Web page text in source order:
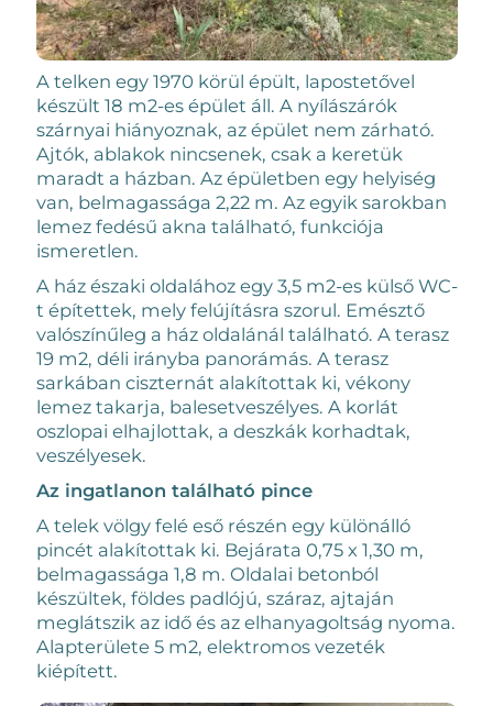
A telken egy 1970 körül épült, lapostetővel
készült 18 m2-es épület áll. A nyílászárók
szárnyai hiányoznak, az épület nem zárható.
Ajtók, ablakok nincsenek, csak a keretük
maradt a házban. Az épületben egy helyiség
van, belmagassága 2,22 m. Az egyik sarokban
lemez fedésű akna található, funkciója
ismeretlen.
A ház északi oldalához egy 3,5 m2-es külső WC-
t építettek, mely felújításra szorul. Emésztő
valószínűleg a ház oldalánál található. A terasz
19 m2, déli irányba panorámás. A terasz
sarkában ciszternát alakítottak ki, vékony
lemez takarja, balesetveszélyes. A korlát
oszlopai elhajlottak, a deszkák korhadtak,
veszélyesek.
Az ingatlanon található pince
A telek völgy felé eső részén egy különálló
pincét alakítottak ki. Bejárata 0,75 x 1,30 m,
belmagassága 1,8 m. Oldalai betonból
készültek, földes padlójú, száraz, ajtaján
meglátszik az idő és az elhanyagoltság nyoma.
Alapterülete 5 m2, elektromos vezeték
kiépített.